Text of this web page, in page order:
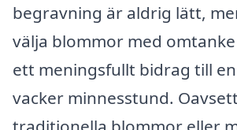
begravning är aldrig lätt,
välja blommor med
ett meningsfullt bidrag till
vacker minnesstund.